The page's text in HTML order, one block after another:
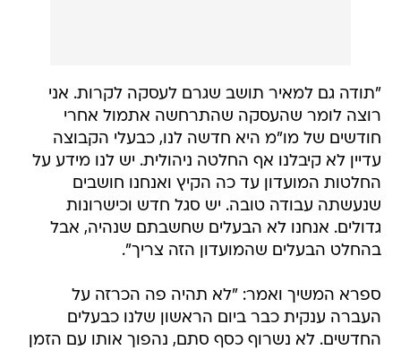
"תודה גם למאיר תושב שגרם לעסקה לקרות. אני
רוצה לומר שהעסקה שהתרחשה אתמול אחרי
חודשים של מו"מ היא חדשה לנו, כבעלי הקבוצה
עדיין לא קיבלנו אף החלטה ניהולית. יש לנו מידע על
החלטות המועדון עד כה הקיץ ואנחנו חושבים
שנעשתה עבודה טובה. יש סגל חדש וכישרונות
גדולים. אנחנו לא הבעלים שחשבתם שנהיה, אבל
בהחלט הבעלים שהמועדון הזה צריך".
ספרא המשיך ואמר: "לא תהיה פה הכרזה על
העברה ענקית כבר ביום הראשון שלנו כבעלים
החדשים. לא נשרוף כסף סתם, נהפוך אותו עם הזמן